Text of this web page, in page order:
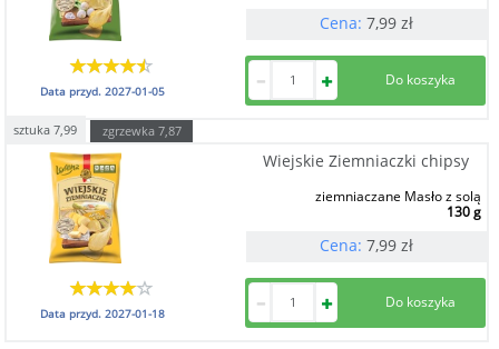
Cena: 7,99 zł
Data przyd.2027-01-05
sztuka 7,99 zgrzewka 7,87
Wiejskie Ziemniaczki chipsy
ziemniaczane Masło z solą
130 g
Cena: 7,99 zł
Data przyd.2027-01-18